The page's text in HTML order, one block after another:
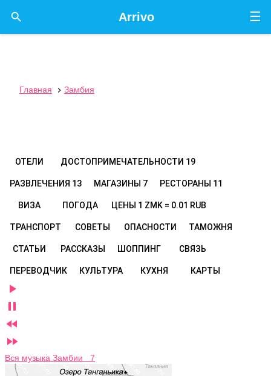
☰
Arrivo

Главная  Замбия
ОТЕЛИ ДОСТОПРИМЕЧАТЕЛЬНОСТИ 19
РАЗВЛЕЧЕНИЯ 13 МАГАЗИНЫ 7 РЕСТОРАНЫ 11
ВИЗА ПОГОДА ЦЕНЫ 1 ZMK = 0.01 RUB
ТРАНСПОРТ СОВЕТЫ ОПАСНОСТИ ТАМОЖНЯ
СТАТЬИ РАССКАЗЫ ШОППИНГ СВЯЗЬ
ПЕРЕВОДЧИК КУЛЬТУРА КУХНЯ КАРТЫ




Вся музыка Замбии 7